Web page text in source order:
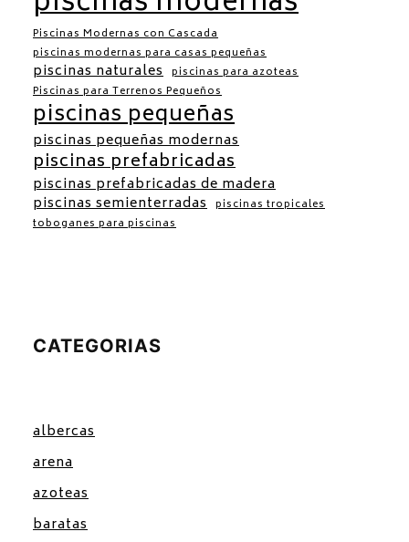
Piscinas Modernas con Cascada
piscinas modernas para casas pequeñas
piscinas naturales piscinas para azoteas
Piscinas para Terrenos Pequeños
piscinas pequeñas
piscinas pequeñas modernas
piscinas prefabricadas
piscinas prefabricadas de madera
piscinas semienterradas piscinas tropicales
toboganes para piscinas
CATEGORIAS
albercas
arena
azoteas
baratas